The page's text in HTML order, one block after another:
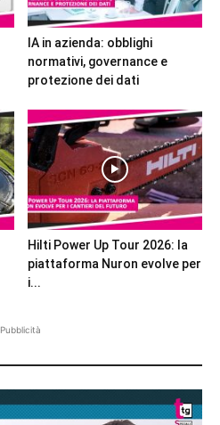
IA in azienda: obblighi
normativi, governance e
protezione dei dati
Hilti Power Up Tour 2026: la
piattaforma Nuron evolve per
i...
Pubblicità